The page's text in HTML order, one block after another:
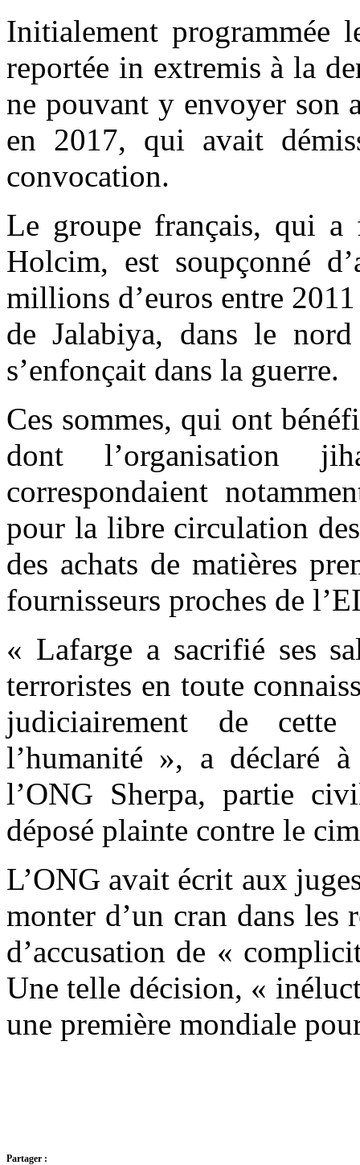
Initialement programmée
reportée in extremis à la
ne pouvant y envoyer son
en 2017, qui avait
convocation.
Le groupe français, qui a
Holcim, est soupçonné
millions d’euros entre
de Jalabiya, dans le
s’enfonçait dans la guerre.
Ces sommes, qui ont
dont l’organisation
correspondaient
pour la libre circulation
des achats de matières
fournisseurs proches de
« Lafarge a sacrifié ses
terroristes en toute
judiciairement de
l’humanité », a déclaré
l’ONG Sherpa, partie
déposé plainte contre le
L’ONG avait écrit aux
monter d’un cran dans les
d’accusation de «
Une telle décision, «
une première mondiale
Partager :